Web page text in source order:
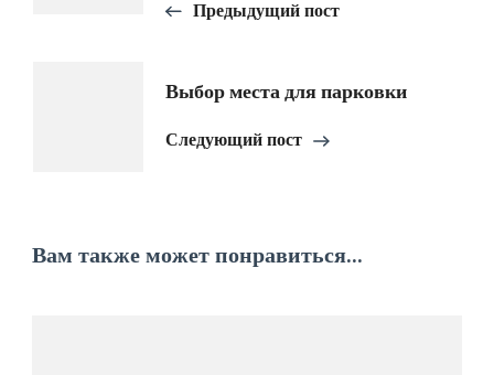
записям Предыдущий пост
Выбор места для парковки
Следующий пост
Вам также может понравиться...